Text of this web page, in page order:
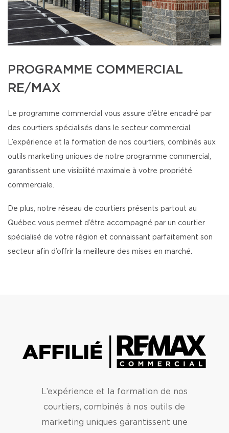
PROGRAMME COMMERCIAL
RE/MAX
Le programme commercial vous assure d’être encadré par
des courtiers spécialisés dans le secteur commercial.
L’expérience et la formation de nos courtiers, combinés aux
outils marketing uniques de notre programme commercial,
garantissent une visibilité maximale à votre propriété
commerciale.
De plus, notre réseau de courtiers présents partout au
Québec vous permet d’être accompagné par un courtier
spécialisé de votre région et connaissant parfaitement son
secteur afin d’offrir la meilleure des mises en marché.
L’expérience et la formation de nos
courtiers, combinés à nos outils de
marketing uniques garantissent une